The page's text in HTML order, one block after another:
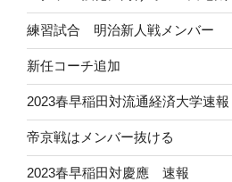
練習試合 明治新人戦メンバー
新任コーチ追加
2023春早稲田対流通経済大学速報
帝京戦はメンバー抜ける
2023春早稲田対慶應 速報